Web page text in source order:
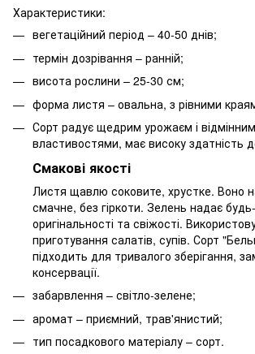
Характеристики:
вегетаційний період – 40-50 днів;
термін дозрівання – ранній;
висота рослини – 25-30 см;
форма листя – овальна, з рівними
Сорт радує щедрим урожаєм і
властивостями, має високу здатність
Смакові якості
Листя щавлю соковите, хрустке. Воно
смачне, без гіркоти. Зелень надає будь-
оригінальності та свіжості.
приготування салатів, супів. Сорт
підходить для тривалого зберігання,
консервації.
забарвлення – світло-зелене;
аромат – приємний, трав'янистий;
тип посадкового матеріалу – сорт.